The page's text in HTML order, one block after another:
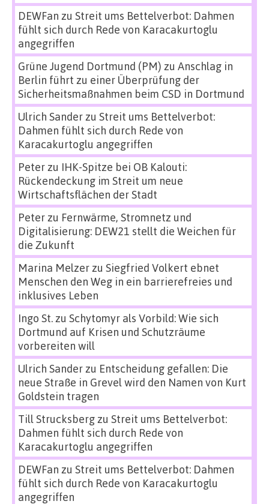
DEWFan zu Streit ums Bettelverbot: Dahmen
fühlt sich durch Rede von Karacakurtoglu
angegriffen
Grüne Jugend Dortmund (PM) zu Anschlag in
Berlin führt zu einer Überprüfung der
Sicherheitsmaßnahmen beim CSD in Dortmund
Ulrich Sanderzu Streit ums Bettelverbot:
Dahmen fühlt sich durch Rede von
Karacakurtoglu angegriffen
Peterzu IHK-Spitze bei OB Kalouti:
Rückendeckung im Streit um neue
Wirtschaftsflächen der Stadt
Peterzu Fernwärme, Stromnetz und
Digitalisierung: DEW21 stellt die Weichen für
die Zukunft
Marina Melzerzu Siegfried Volkert ebnet
Menschen den Weg in ein barrierefreies und
inklusives Leben
Ingo St.zu Schytomyr als Vorbild: Wie sich
Dortmund auf Krisen und Schutzräume
vorbereiten will
Ulrich Sanderzu Entscheidung gefallen: Die
neue Straße in Grevel wird den Namen von Kurt
Goldstein tragen
Till Strucksbergzu Streit ums Bettelverbot:
Dahmen fühlt sich durch Rede von
Karacakurtoglu angegriffen
DEWFan zu Streit ums Bettelverbot: Dahmen
fühlt sich durch Rede von Karacakurtoglu
angegriffen